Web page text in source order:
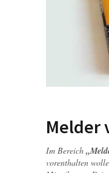
Melder
Im Bereich
vorenthalten